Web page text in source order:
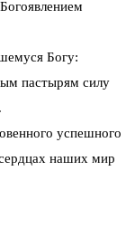
Богу:
пастырям силу
успешного
наших мир